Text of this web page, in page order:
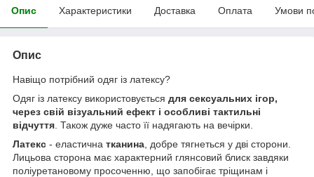
Опис Характеристики Доставка Оплата Умови
Опис
Навіщо потрібний одяг із латексу?
Одяг із латексу використовується для сексуальних ігор,
через свій візуальний ефект і особливі тактильні
відчуття . Також дуже часто її надягають на вечірки.
Латекс - еластична тканина , добре тягнеться у дві сторони.
Лицьова сторона має характерний глянсовий блиск завдяки
поліуретановому просоченню, що запобігає тріщинам і